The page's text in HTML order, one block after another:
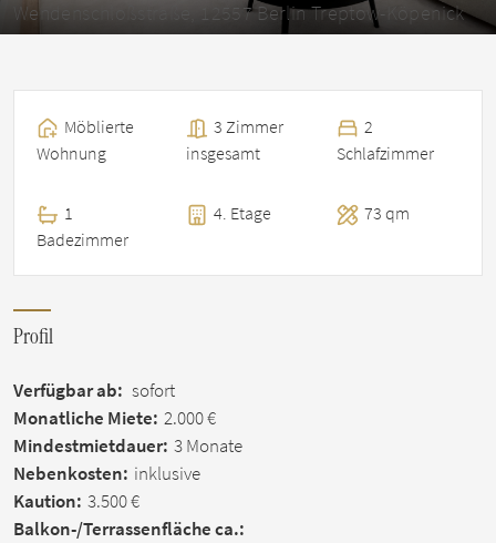
Wendenschloßstraße, 12557 Berlin Treptow-Köpenick
Möblierte
Wohnung
3 Zimmer
insgesamt
2
Schlafzimmer
1
Badezimmer
4. Etage 73 qm
Profil
Verfügbar ab: sofort
Monatliche Miete: 2.000 €
Mindestmietdauer: 3 Monate
Nebenkosten: inklusive
Kaution: 3.500 €
Balkon-/Terrassen­fläche ca.: